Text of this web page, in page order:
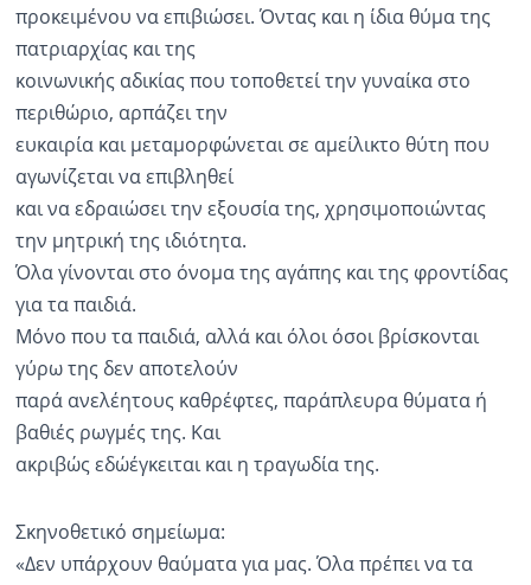
προκειμένου να επιβιώσει. Όντας και η ίδια θύμα της
πατριαρχίας και της
κοινωνικής αδικίας που τοποθετεί την γυναίκα στο
περιθώριο, αρπάζει την
ευκαιρία και μεταμορφώνεται σε αμείλικτο θύτη που
αγωνίζεται να επιβληθεί
και να εδραιώσει την εξουσία της, χρησιμοποιώντας
την μητρική της ιδιότητα.
Όλα γίνονται στο όνομα της αγάπης και της φροντίδας
για τα παιδιά.
Μόνο που τα παιδιά, αλλά και όλοι όσοι βρίσκονται
γύρω της δεν αποτελούν
παρά ανελέητους καθρέφτες, παράπλευρα θύματα ή
βαθιές ρωγμές της. Και
ακριβώς εδώέγκειται και η τραγωδία της.
Σκηνοθετικό σημείωμα:
«Δεν υπάρχουν θαύματα για μας. Όλα πρέπει να τα